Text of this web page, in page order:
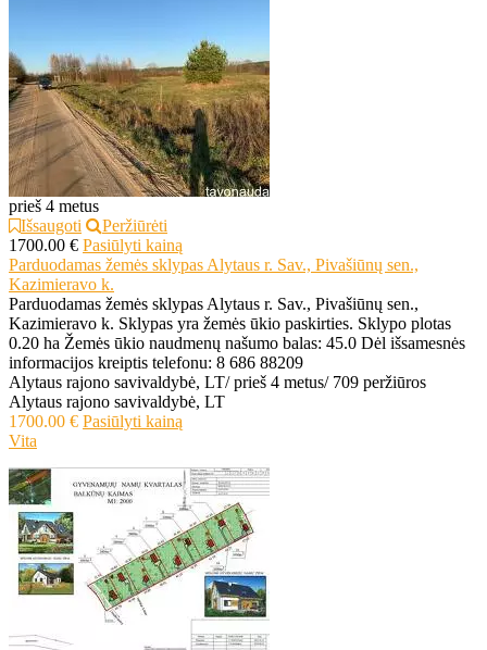
prieš 4 metus
Išsaugoti
Peržiūrėti
1700.00 € Pasiūlyti kainą
Parduodamas žemės sklypas Alytaus r. Sav., Pivašiūnų sen.,
Kazimieravo k.
Parduodamas žemės sklypas Alytaus r. Sav., Pivašiūnų sen.,
Kazimieravo k. Sklypas yra žemės ūkio paskirties. Sklypo plotas
0.20 ha Žemės ūkio naudmenų našumo balas: 45.0 Dėl išsamesnės
informacijos kreiptis telefonu: 8 686 88209
Alytaus rajono savivaldybė, LT/ prieš 4 metus/ 709 peržiūros
Alytaus rajono savivaldybė, LT
1700.00 € Pasiūlyti kainą
Vita